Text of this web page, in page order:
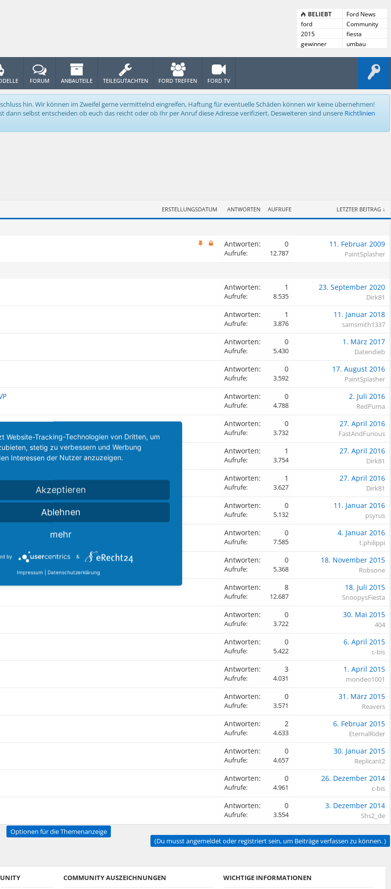
hin. Wir können im Zweifel gerne vermittelnd eingreifen, Haftung für eventuelle Schäden können wir keine übernehmen!
selbst entscheiden ob euch das reicht oder ob Ihr per Anruf diese Adresse verifiziert. Desweiteren sind unsere Richtlinien
ERSTELLUNGSDATUM ANTWORTEN AUFRUFE LETZTER BEITRAG ↓
Antworten: 0
Aufrufe: 12.787
11. Februar 2009
PaintSplasher
Antworten: 1
Aufrufe: 8.535
23. September 2020
Dirk81
Antworten: 1
Aufrufe: 3.876
11. Januar 2018
samsmith1337
Antworten: 0
Aufrufe: 5.430
1. März 2017
Datendieb
Antworten: 0
Aufrufe: 3.592
17. August 2016
PaintSplasher
Antworten: 0
Aufrufe: 4.788
2. Juli 2016
RedPuma
Antworten: 0
Aufrufe: 3.732
27. April 2016
FastAndFurious
Antworten: 1
Aufrufe: 3.754
27. April 2016
Dirk81
Antworten: 1
Aufrufe: 3.627
27. April 2016
Dirk81
Antworten: 0
Aufrufe: 5.132
11. Januar 2016
psyrus
Antworten: 0
Aufrufe: 7.585
4. Januar 2016
t.philippi
MK7 FL Antworten: 0
Aufrufe: 5.368
18. November 2015
Robsone
Antworten: 8
Aufrufe: 12.687
18. Juli 2015
SnoopysFiesta
Antworten: 0
Aufrufe: 3.722
30. Mai 2015
404
Antworten: 0
Aufrufe: 5.422
6. April 2015
c-bis
Antworten: 3
Aufrufe: 4.031
1. April 2015
mondeo1001
Antworten: 0
Aufrufe: 3.571
31. März 2015
Reavers
Antworten: 2
Aufrufe: 4.633
6. Februar 2015
EternalRider
Antworten: 0
Aufrufe: 4.657
30. Januar 2015
Replicant2
Antworten: 0
Aufrufe: 4.961
26. Dezember 2014
c-bis
Antworten: 0
Aufrufe: 3.554
3. Dezember 2014
Shs2_de
Optionen für die Themenanzeige
(Du musst angemeldet oder registriert sein, um Beiträge verfassen zu können. )
BELIEBT
Ford News
ford
Community
News
2015
fiesta
gewinner
umbau
FORUM ANBAUTEILE TEILEGUTACHTEN FORD TREFFEN FORD TV
COMMUNITY AUSZEICHNUNGEN WICHTIGE INFORMATIONEN
Website-Tracking-Technologien von Dritten, um
stetig zu verbessern und Werbung
Interessen der Nutzer anzuzeigen.
Akzeptieren
Ablehnen
mehr
by &
Impressum Datenschutzerklärung